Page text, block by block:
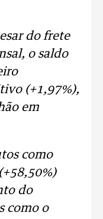
do frete
o saldo
(+1,97%),
em
como
do
como o